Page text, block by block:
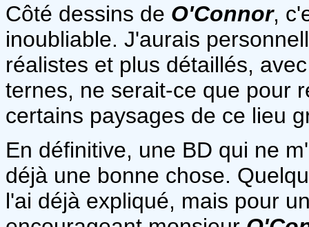
Côté dessins de O'Connor,
inoubliable. J'aurais
réalistes et plus détaillés,
ternes, ne serait-ce que pour
certains paysages de ce lieu
En définitive, une BD qui ne
déjà une bonne chose.
l'ai déjà expliqué, mais pour